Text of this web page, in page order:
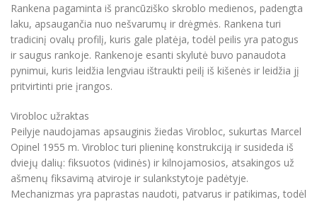
Rankena pagaminta iš prancūziško skroblo medienos, padengta
laku, apsaugančia nuo nešvarumų ir drėgmės. Rankena turi
tradicinį ovalų profilį, kuris gale platėja, todėl peilis yra patogus
ir saugus rankoje. Rankenoje esanti skylutė buvo panaudota
pynimui, kuris leidžia lengviau ištraukti peilį iš kišenės ir leidžia jį
pritvirtinti prie įrangos.
Virobloc užraktas
Peilyje naudojamas apsauginis žiedas Virobloc, sukurtas Marcel
Opinel 1955 m. Virobloc turi plieninę konstrukciją ir susideda iš
dviejų dalių: fiksuotos (vidinės) ir kilnojamosios, atsakingos už
ašmenų fiksavimą atviroje ir sulankstytoje padėtyje.
Mechanizmas yra paprastas naudoti, patvarus ir patikimas, todėl